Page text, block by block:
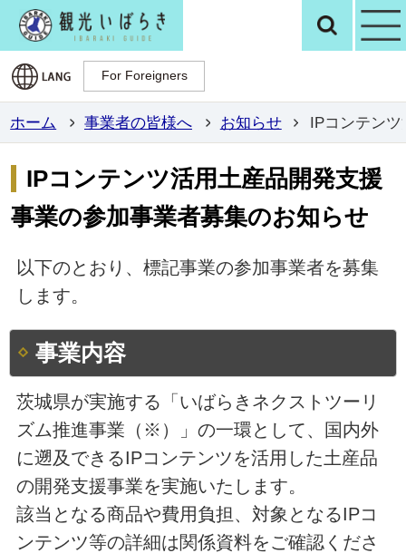
観光いばらき検
For Foreigners
For Foreigners
ホーム 事業者の皆様へ お知らせ IPコンテン
IPコンテンツ活用土産品開発支援
事業の参加事業者募集のお知らせ
以下のとおり、標記事業の参加事業者を募集
します。
事業内容
茨城県が実施する「いばらきネクストツーリ
ズム推進事業（※）」の一環として、国内外
に遡及できるIPコンテンツを活用した土産品
の開発支援事業を実施いたします。
該当となる商品や費用負担、対象となるIPコ
ンテンツ等の詳細は関係資料をご確認くださ